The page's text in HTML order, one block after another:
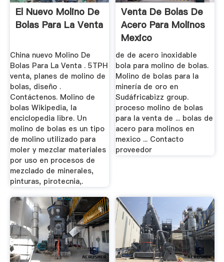
El Nuevo Molino De
Bolas Para La Venta
China nuevo Molino De
Bolas Para La Venta . 5TPH
venta, planes de molino de
bolas, diseño .
Contáctenos. Molino de
bolas Wikipedia, la
enciclopedia libre. Un
molino de bolas es un tipo
de molino utilizado para
moler y mezclar materiales
por uso en procesos de
mezclado de minerales,
pinturas, pirotecnia,.
Venta De Bolas De
Acero Para Molinos
Mexico
de de acero inoxidable
bola para molino de bolas.
Molino de bolas para la
minería de oro en
Sudáfricabizz group.
proceso molino de bolas
para la venta de ... bolas de
acero para molinos en
mexico ... Contacto
proveedor